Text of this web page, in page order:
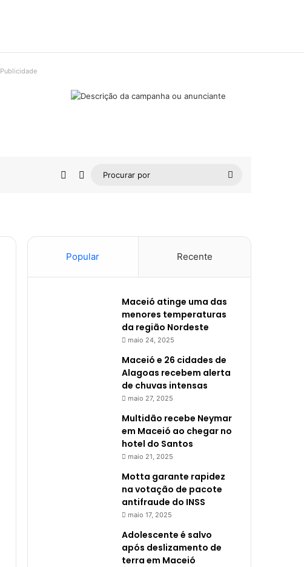
Publicidade
Barra Lateral
Switch skin
Procurar
Popular Recente
Maceió atinge uma das
menores temperaturas
da região Nordeste
maio 24, 2025
Maceió e 26 cidades de
Alagoas recebem alerta
de chuvas intensas
maio 27, 2025
Multidão recebe Neymar
em Maceió ao chegar no
hotel do Santos
maio 21, 2025
Motta garante rapidez
na votação de pacote
antifraude do INSS
maio 17, 2025
Adolescente é salvo
após deslizamento de
terra em Maceió